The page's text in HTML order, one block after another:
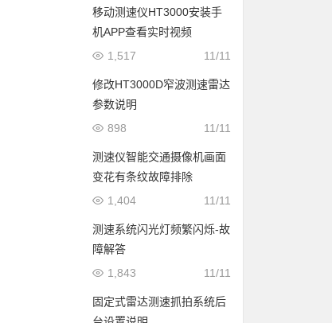
移动测速仪HT3000安装手
机APP查看实时视频
11/11
1,517
修改HT3000D窄波测速雷达
参数说明
11/11
898
测速仪智能交通摄像机画面
变花有条纹故障排除
11/11
1,404
测速系统闪光灯频繁闪烁-故
障解答
11/11
1,843
固定式雷达测速抓拍系统后